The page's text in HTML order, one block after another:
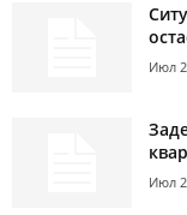
Июл
Июл